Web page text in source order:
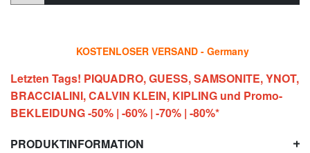
KOSTENLOSER VERSAND - Germany
Letzten Tags! PIQUADRO, GUESS, SAMSONITE, YNOT,
BRACCIALINI, CALVIN KLEIN, KIPLING und Promo-
BEKLEIDUNG -50% | -60% | -70% | -80%*
PRODUKTINFORMATION